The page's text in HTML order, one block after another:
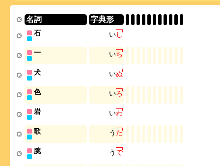
名詞 字典形
石 いし
一 いち
犬 いぬ
色 いろ
岩 いわ
歌 う た
腕 う で